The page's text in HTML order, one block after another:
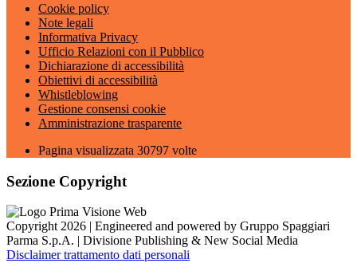
Cookie policy
Note legali
Informativa Privacy
Ufficio Relazioni con il Pubblico
Dichiarazione di accessibilità
Obiettivi di accessibilità
Whistleblowing
Gestione consensi cookie
Amministrazione trasparente
Pagina visualizzata 30797 volte
Sezione Copyright
Copyright 2026 | Engineered and powered by Gruppo Spaggiari
Parma S.p.A. | Divisione Publishing & New Social Media
Disclaimer trattamento dati personali